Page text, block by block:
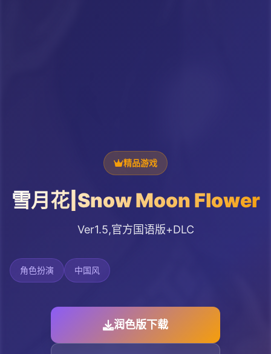
精品游戏
雪月花|Snow Moon Flower
Ver1.5,官方国语版+DLC
角色扮演 中国风
润色版下载